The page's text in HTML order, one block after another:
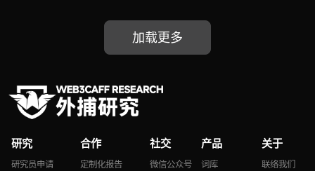
Rollup、Web3 身份验
Hivello 进击 DePin 赛道
OrdinalsBot、
Untangled Finance 入
加载更多
研究
研究员申请
合作
定制化报告
社交
微信公众号
产品
词库
关于
联络我们